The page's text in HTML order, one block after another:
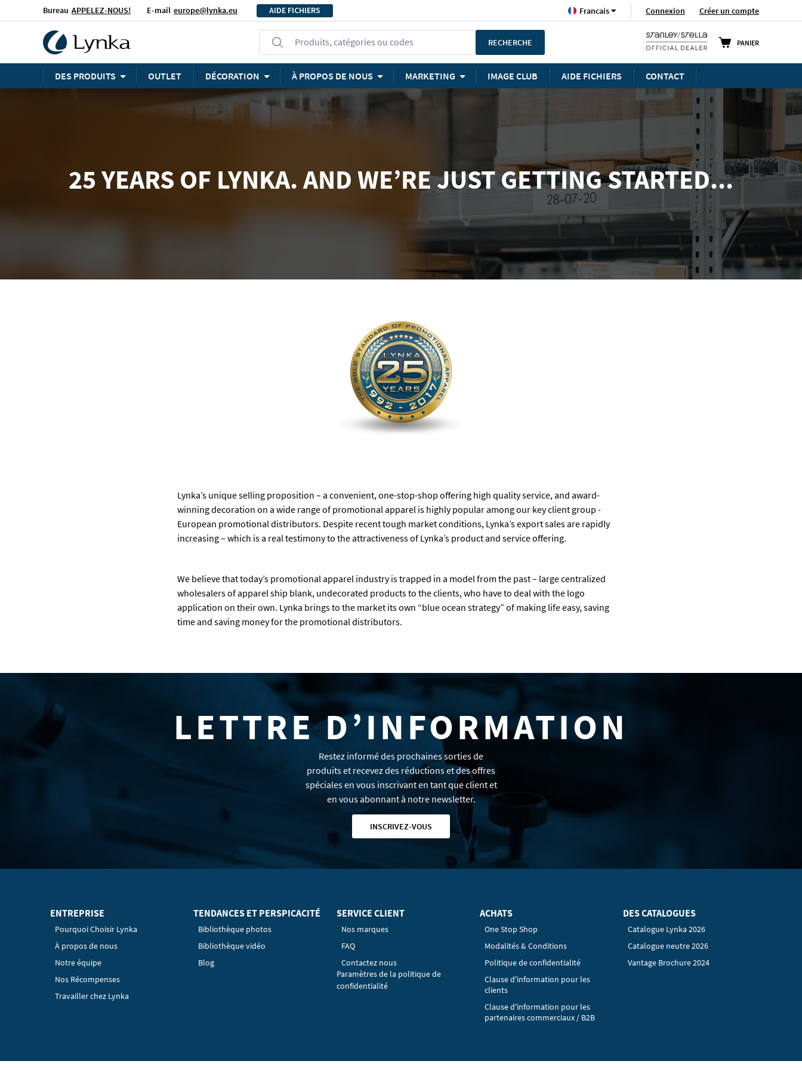
Bureau APPELEZ-NOUS! E-mail europe@lynka.eu AIDE FICHIERS Connexion Créer un compte
Langue Francais
PANIER
Produits, catégories ou codes RECHERCHE
DES PRODUITS OUTLET DÉCORATION À PROPOS DE NOUS MARKETING IMAGE CLUB AIDE FICHIERS CONTACT
25 YEARS OF LYNKA. AND WE’RE JUST GETTING STARTED...
Lynka’s unique selling proposition – a convenient, one-stop-shop offering high quality service, and award-
winning decoration on a wide range of promotional apparel is highly popular among our key client group -
European promotional distributors. Despite recent tough market conditions, Lynka’s export sales are rapidly
increasing – which is a real testimony to the attractiveness of Lynka’s product and service offering.
We believe that today’s promotional apparel industry is trapped in a model from the past – large centralized
wholesalers of apparel ship blank, undecorated products to the clients, who have to deal with the logo
application on their own. Lynka brings to the market its own “blue ocean strategy” of making life easy, saving
time and saving money for the promotional distributors.
LETTRE D’INFORMATION
Restez informé des prochaines sorties de
produits et recevez des réductions et des offres
spéciales en vous inscrivant en tant que client et
en vous abonnant à notre newsletter.
INSCRIVEZ-VOUS
ENTREPRISE
Pourquoi Choisir Lynka
À propos de nous
Notre équipe
Nos Récompenses
Travailler chez Lynka
TENDANCES ET PERSPICACITÉ
Bibliothèque photos
Bibliothèque vidéo
Blog
SERVICE CLIENT
Nos marques
FAQ
Contactez nous
Paramètres de la politique de
confidentialité
ACHATS
One Stop Shop
Modalités & Conditions
Politique de confidentialité
Clause d'information pour les
clients
Clause d'information pour les
partenaires commerciaux / B2B
DES CATALOGUES
Catalogue Lynka 2026
Catalogue neutre 2026
Vantage Brochure 2024